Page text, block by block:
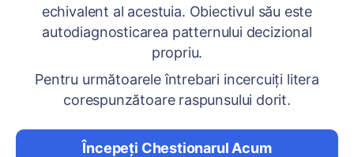
echivalent al acestuia. Obiectivul său este
autodiagnosticarea patternului decizional
propriu.
Pentru următoarele întrebari incercuiți litera
corespunzătoare raspunsului dorit.
Începeți Chestionarul Acum